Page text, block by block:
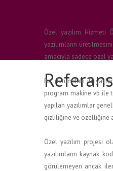
Özel yazılım Hizmeti
yazılımların
amacıyla sadece özel
Bu durumdaki
program makine vb ile
yapılan yazılımlar
gizliliğine ve özelliğine
Özel yazılım projesi
yazılımların kaynak
görülemeyen ancak